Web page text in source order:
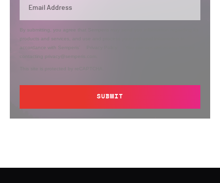
By submitting, you agree that Semperis may send you information regarding its
products and services, and use and process your personal information in
accordance with Semperis’
contacting privacy@semperis.com.
This site is protected by reCAPTCHA.
SUBMIT